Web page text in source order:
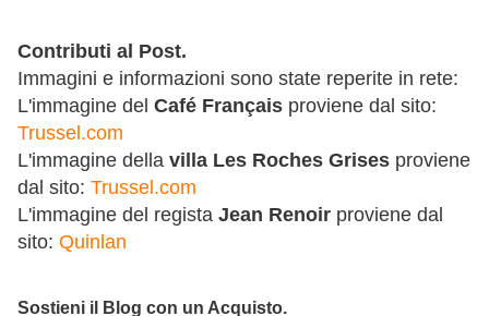
Contributi al Post.
Immagini e informazioni sono state reperite in rete:
L'immagine del Café Français proviene dal sito:
Trussel.com
L'immagine della villa Les Roches Grises proviene
dal sito: Trussel.com
L'immagine del regista Jean Renoir proviene dal
sito: Quinlan
Sostieni il Blog con un Acquisto.